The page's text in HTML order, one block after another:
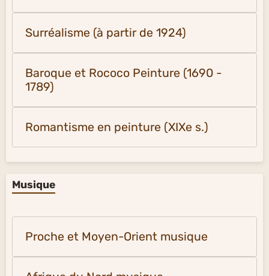
Surréalisme (à partir de 1924)
Baroque et Rococo Peinture (1690 -
1789)
Romantisme en peinture (XIXe s.)
Musique
Proche et Moyen-Orient musique